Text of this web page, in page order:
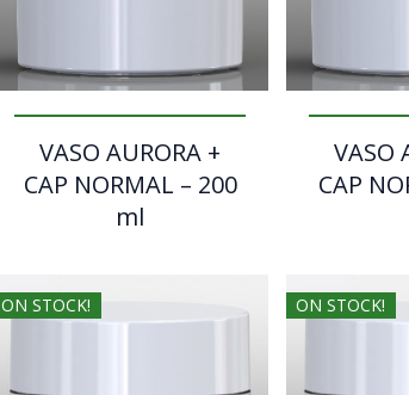
VASO AURORA +
CAP NORMAL – 200
ml
VASO
CAP
ON STOCK! ON STOCK!